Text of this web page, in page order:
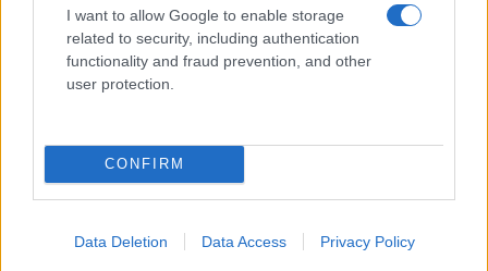
I want to allow Google to enable storage
related to security, including authentication
functionality and fraud prevention, and other
user protection.
CONFIRM
Data Deletion Data Access Privacy Policy
SCONTI E COUPON